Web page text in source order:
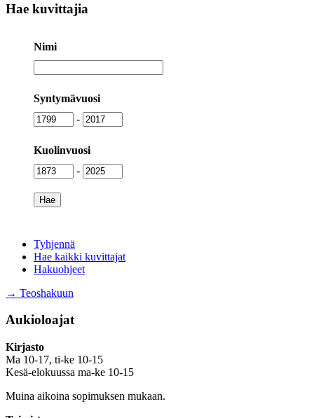
Hae kuvittajia
Nimi
Syntymävuosi
Syntymävuosi
- Syntymävuosi
Kuolinvuosi
Kuolinvuosi
- Kuolinvuosi
Tyhjennä
Hae kaikki kuvittajat
Hakuohjeet
→ Teoshakuun
Aukioloajat
Kirjasto
Ma 10-17, ti-ke 10-15
Kesä-elokuussa ma-ke 10-15
Muina aikoina sopimuksen mukaan.